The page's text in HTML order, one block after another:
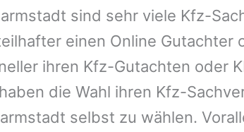
sind sehr viele Kfz-
einen Online Gutachter
ihren Kfz-Gutachten oder
die Wahl ihren Kfz-
selbst zu wählen.